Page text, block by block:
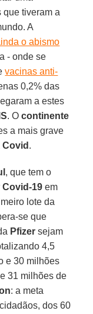
tiveram a
A
o abismo
- onde se
vacinas anti-
0,2% das
a estes
. Ocontinente
a mais grave
Covid .
, que tem o
Covid-19 em
lote da
se que
Pfizer sejam
4,5
e 30 milhões
31 milhões de
: a meta
dos 60